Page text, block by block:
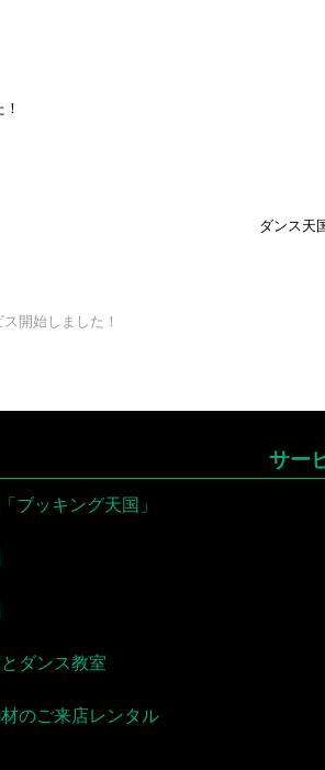
ダンス天
開始しました！
サー
ブッキング天国」
ダンス教室
のご来店レンタル